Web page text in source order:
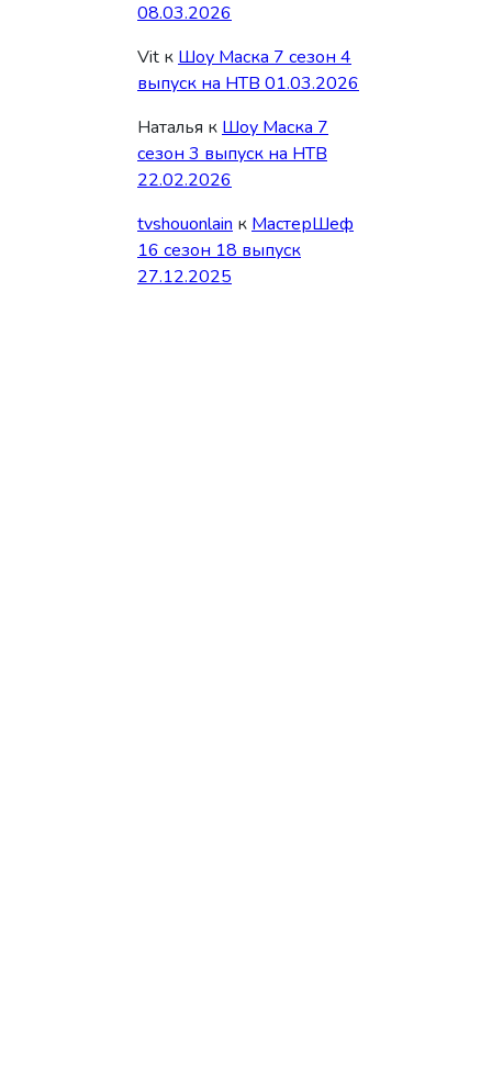
08.03.2026
Vit к Шоу Маска 7 сезон 4
выпуск на НТВ 01.03.2026
Наталья к Шоу Маска 7
сезон 3 выпуск на НТВ
22.02.2026
tvshouonlain к МастерШеф
16 сезон 18 выпуск
27.12.2025